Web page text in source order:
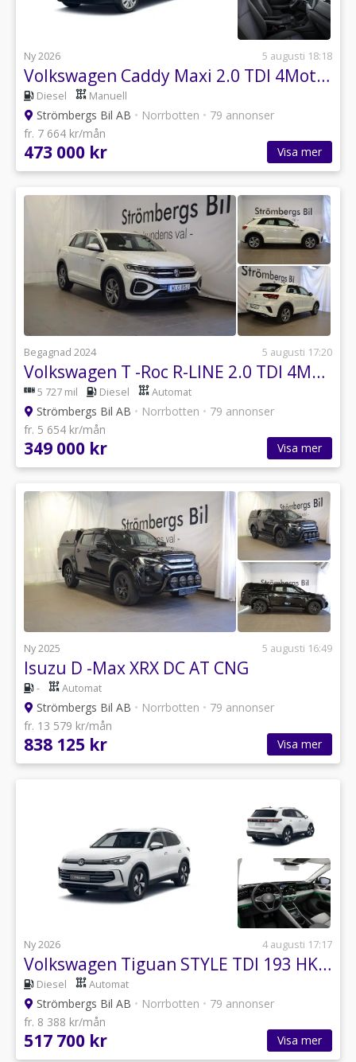
Ny 2026 5 augusti 18:18
Volkswagen Caddy Maxi 2.0 TDI 4Motion
Diesel Manuell
Strömbergs Bil AB • Norrbotten • 79 annonser
fr. 7 664 kr/mån
473 000 kr Visa mer
Begagnad 2024 5 augusti 17:20
Volkswagen T -Roc R-LINE 2.0 TDI 4MOTION
5 727 mil Diesel Automat
Strömbergs Bil AB • Norrbotten • 79 annonser
fr. 5 654 kr/mån
349 000 kr Visa mer
Ny 2025 5 augusti 16:49
Isuzu D -Max XRX DC AT CNG
- Automat
Strömbergs Bil AB • Norrbotten • 79 annonser
fr. 13 579 kr/mån
838 125 kr Visa mer
Ny 2026 4 augusti 17:17
Volkswagen Tiguan STYLE TDI 193 HK DSG7 4M
Diesel Automat
Strömbergs Bil AB • Norrbotten • 79 annonser
fr. 8 388 kr/mån
517 700 kr Visa mer